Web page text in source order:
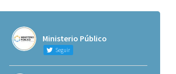
Ministerio Público
Seguir